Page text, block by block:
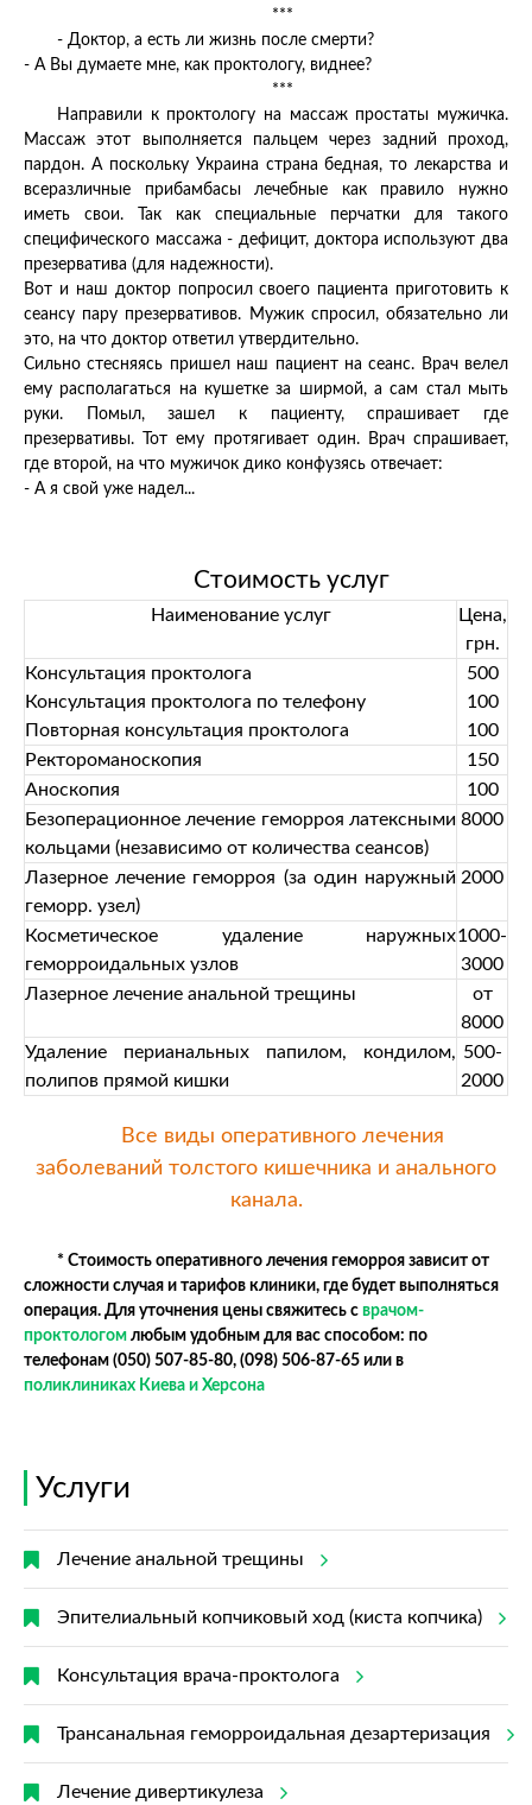
***
- Доктор, а есть ли жизнь после смерти?
- А Вы думаете мне, как проктологу, виднее?
***
Направили к проктологу на массаж простаты мужичка.
Массаж этот выполняется пальцем через задний проход,
пардон. А поскольку Украина страна бедная, то лекарства и
всеразличные прибамбасы лечебные как правило нужно
иметь свои. Так как специальные перчатки для такого
специфического массажа - дефицит, доктора используют два
презерватива (для надежности).
Вот и наш доктор попросил своего пациента приготовить к
сеансу пару презервативов. Мужик спросил, обязательно ли
это, на что доктор ответил утвердительно.
Сильно стесняясь пришел наш пациент на сеанс. Врач велел
ему располагаться на кушетке за ширмой, а сам стал мыть
руки. Помыл, зашел к пациенту, спрашивает где
презервативы. Тот ему протягивает один. Врач спрашивает,
где второй, на что мужичок дико конфузясь отвечает:
- А я свой уже надел...
Стоимость услуг
Наименование услуг
Цена,
грн.
Консультация проктолога
Консультация проктолога по телефону
Повторная консультация проктолога
500
100
100
Ректороманоскопия
150
Аноскопия
100
Безоперационное лечение геморроя латексными
кольцами (независимо от количества сеансов)
8000
Лазерное лечение геморроя (за один наружный
геморр. узел)
2000
Косметическое удаление наружных
геморроидальных узлов
1000-
3000
Лазерное лечение анальной трещины
от
8000
Удаление перианальных папилом, кондилом,
полипов прямой кишки
500-
2000
Все виды оперативного лечения
заболеваний толстого кишечника и анального
канала.
* Стоимость оперативного лечения геморроя зависит от
сложности случая и тарифов клиники, где будет выполняться
операция. Для уточнения цены свяжитесь с врачом-
проктологом любым удобным для вас способом: по
телефонам (050) 507-85-80, (098) 506-87-65 или в
поликлиниках Киева и Херсона
Услуги
Лечение анальной трещины
Эпителиальный копчиковый ход (киста копчика)
Консультация врача-проктолога
Трансанальная геморроидальная дезартеризация
Лечение дивертикулеза